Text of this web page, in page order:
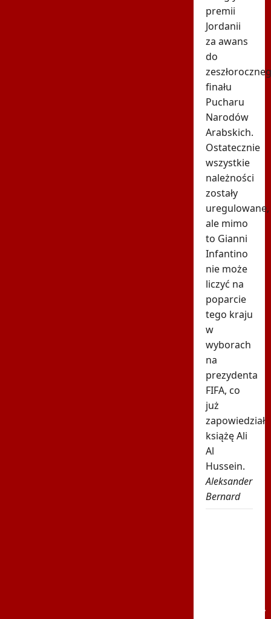
premii
Jordanii
za awans
do
finału
Pucharu
Narodów
Arabskich.
Ostatecznie
wszystkie
należności
zostały
uregulowane,
ale mimo
to Gianni
Infantino
nie może
liczyć na
poparcie
tego kraju
w
wyborach
na
prezydenta
FIFA, co
już
zapowiedział
książę Ali
Al
Hussein.
Aleksander
Bernard
wstrzymany